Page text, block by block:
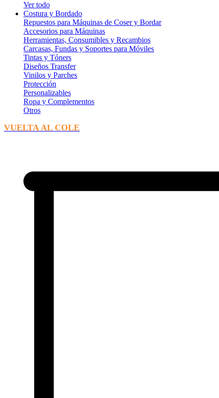
Ver todo
Costura y Bordado
Repuestos para Máquinas de Coser y Bordar
Accesorios para Máquinas
Herramientas, Consumibles y Recambios
Carcasas, Fundas y Soportes para Móviles
Tintas y Tóners
Diseños Transfer
Vinilos y Parches
Protección
Personalizables
Ropa y Complementos
Otros
VUELTA AL COLE